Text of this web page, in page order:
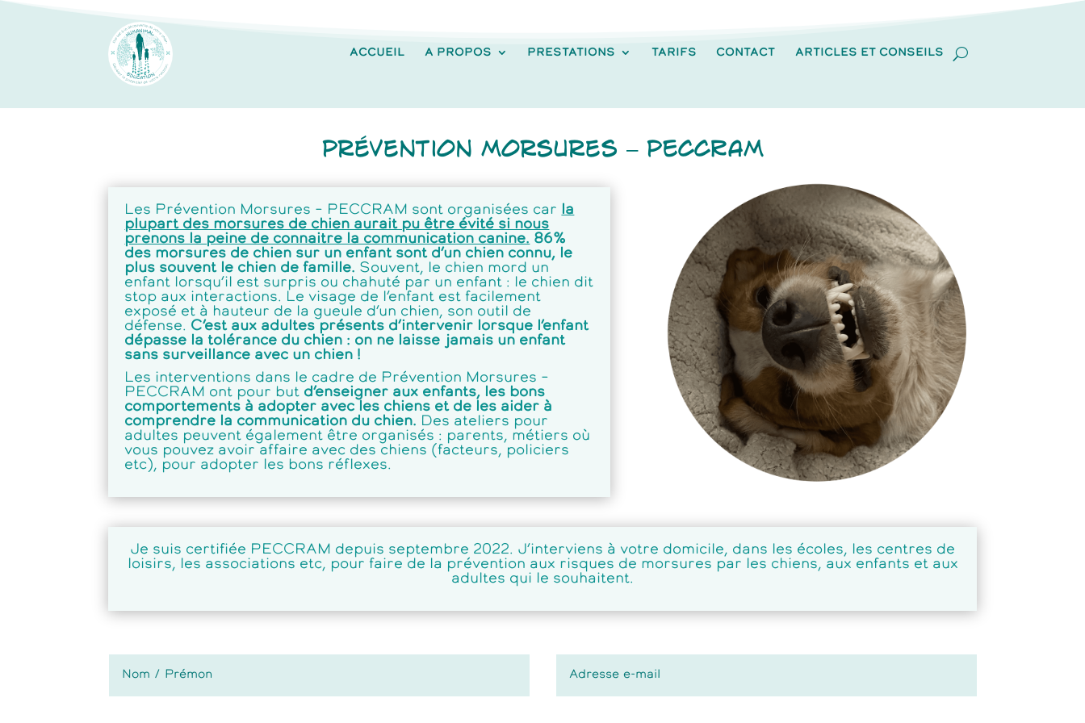
ACCUEIL A PROPOS PRESTATIONS TARIFS CONTACT ARTICLES ET CONSEILS
Prévention Morsures – PECCRAM
Les Prévention Morsures – PECCRAM sont organisées car
la
plupart des morsures de chien aurait pu être évité si nous
prenons la peine de connaitre la communication canine. 86%
des morsures de chien sur un enfant sont d’un chien connu, le
plus souvent le chien de famille. Souvent, le chien mord un
enfant lorsqu’il est surpris ou chahuté par un enfant : le chien dit
stop aux interactions. Le visage de l’enfant est facilement
exposé et à hauteur de la gueule d’un chien, son outil de
défense. C’est aux adultes présents d’intervenir lorsque l’enfant
dépasse la tolérance du chien : on ne laisse jamais un enfant
sans surveillance avec un chien !
Les interventions dans le cadre de Prévention Morsures –
PECCRAM ont pour but d’enseigner aux enfants, les bons
comportements à adopter avec les chiens et de les aider à
comprendre la communication du chien. Des ateliers pour
adultes peuvent également être organisés : parents, métiers où
vous pouvez avoir affaire avec des chiens (facteurs, policiers
etc), pour adopter les bons réflexes.
Je suis certifiée PECCRAM depuis septembre 2022. J’interviens à votre domicile, dans les écoles, les centres de
loisirs, les associations etc, pour faire de la prévention aux risques de morsures par les chiens, aux enfants et aux
adultes qui le souhaitent.